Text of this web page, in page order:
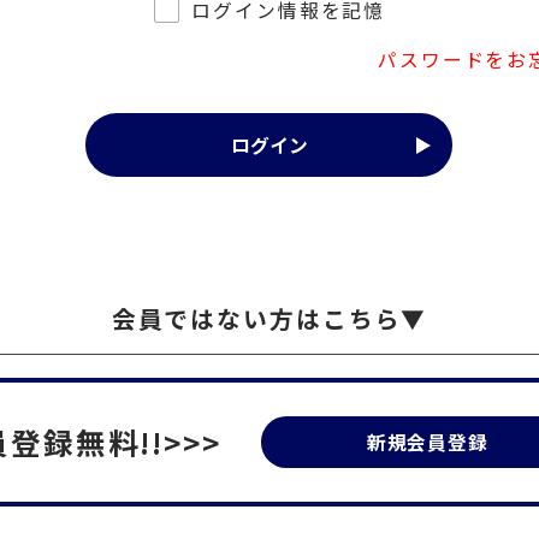
ログイン情報を記憶
パスワードをお
会員ではない方はこちら▼
登録無料!!>>> 新規会員登録